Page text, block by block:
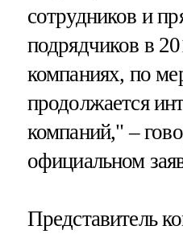
сотрудников и
подрядчиков в
компаниях, по
продолжается
компаний," –
официальном
Представитель